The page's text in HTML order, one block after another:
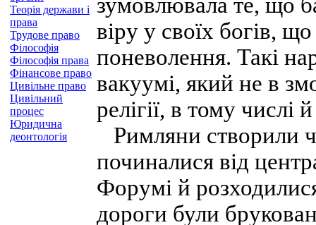
Теорія держави і
права
Трудове право
Філософія
Філософія права
Фінансове право
Цивільне право
Цивільний
процес
Юридична
деонтологія
віру у своїх богів,
поневолення. Такі
вакуумі, який не в
релігії, в тому числі
Римляни створили
починалися від
Форумі й
дороги були